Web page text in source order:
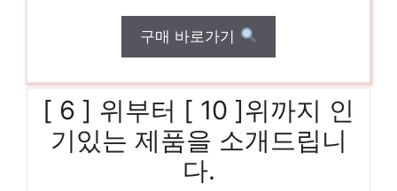
구매 바로가기
[ 6 ] 위부터 [ 10 ]위까지 인
기있는 제품을 소개드립니
다.